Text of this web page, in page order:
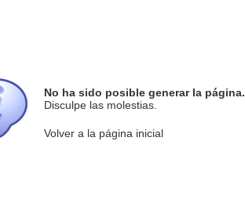
No ha sido posible generar la página.
Disculpe las molestias.
Volver a la página inicial